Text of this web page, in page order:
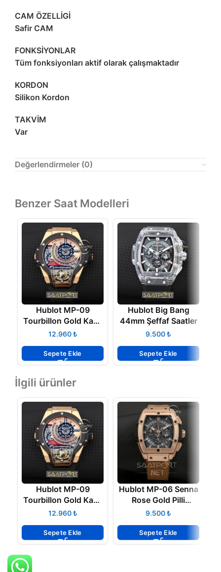
CAM ÖZELLİGİ
Safir CAM
FONKSİYONLAR
Tüm fonksiyonları aktif olarak çalışmaktadır
KORDON
Silikon Kordon
TAKVİM
Var
Değerlendirmeler (0)
Benzer Saat Modelleri
Hublot MP-09
Tourbillon Gold Kasa
Replika Saat
₺
Sepete Ekle
Hublot Big Bang
44mm Şeffaf Saatler
₺
Sepete Ekle
İlgili ürünler
Hublot MP-09
Tourbillon Gold Kasa
Replika Saat
₺
Sepete Ekle
Hublot MP-06 Senna
Rose Gold Pilli
Cronometreli
₺
Sepete Ekle